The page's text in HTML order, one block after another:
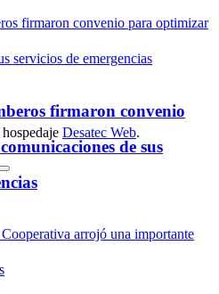
firmaron convenio
de sus
Desatec Web.